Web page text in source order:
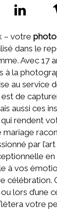
– votre
dans le
Avec 17
à la
au service
de
aussi ces
rendent
mariage
par
à vos
célébration.
lors d’une
votre